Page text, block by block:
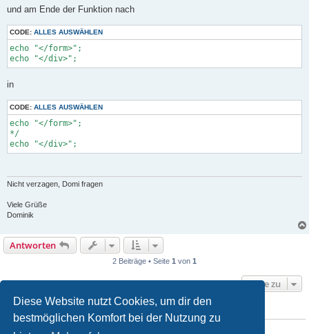
Diese Website nutzt Cookies, um dir den
bestmöglichen Komfort bei der Nutzung zu
und am Ende der Funktion nach
CODE: ALLES AUSWÄHLEN
echo "</form>";
echo "</div>";
in
CODE: ALLES AUSWÄHLEN
echo "</form>";
*/
echo "</div>";
Nicht verzagen, Domi fragen
Viele Grüße
Dominik
Antworten
2 Beiträge • Seite 1 von 1
Gehe zu
WER IST ONLINE?
Mitglieder in diesem Forum: 0 Mitglieder und 1 Gast